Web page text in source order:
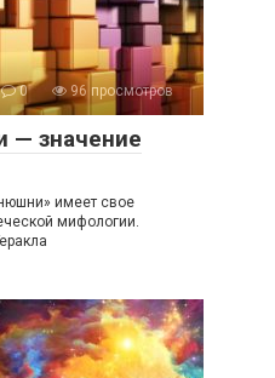
0 96 просмотров
— значение
имеет свое
мифологии.